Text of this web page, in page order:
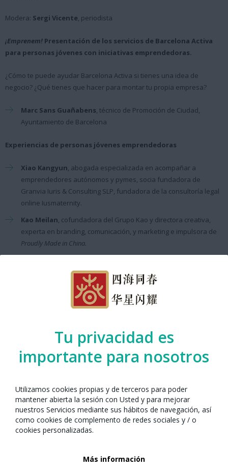
Tu privacidad es
importante para nosotros
Utilizamos cookies propias y de terceros para poder
mantener abierta la sesión con Usted y para mejorar
nuestros Servicios mediante sus hábitos de navegación, así
como cookies de complemento de redes sociales y / o
cookies personalizadas.
Más información
Modera: Sergi Vicente, periodista
¡Emprenem! Presentación de los servicios de Barcelona Activa
para personas jóvenes con iniciativas emprendedoras.
¿Cómo te puede ayudar Barcelona Activa si tienes una idea de
negocio? ¿Qué tienes que hacer para montar tu propia empresa?
Marc Sans Guañabens, técnico de Promoción de Ciudad,
Ayuntamiento de Barcelona
Experiencias de personas jóvenes emprendedoras
Xiao Kangyun, abogada especializada en acompañar a
emprendedores autónomos y pymes, socia fundadora de
Granvia Iuris & Consulting SLP, fundadora de la consultoría legal
online Iusmaternity.
Kao Meilan, cofundadora del Grupo Kao y directora creativa,
experta en branding, comunicación, y marketing e impulsora de
Proudly Made in China
, director de cine, fundador presidente del Lychee
International Film Festival y Ma Kexing, responsable de Lychee
Castellano
Actividad online gratuitaa través de ZOOM. Se requiere
Organizado por el Any Nou Xinès amb
Barcelona junto con: